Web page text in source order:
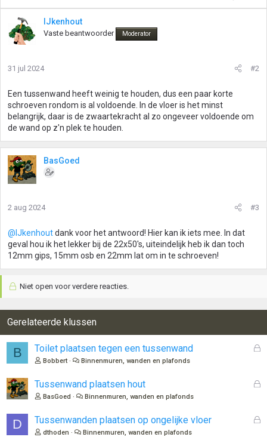
IJkenhout
Vaste beantwoorder Moderator
31 jul 2024 #2
Een tussenwand heeft weinig te houden, dus een paar korte
schroeven rondom is al voldoende. In de vloer is het minst
belangrijk, daar is de zwaartekracht al zo ongeveer voldoende om
de wand op z'n plek te houden.
BasGoed
2 aug 2024 #3
@IJkenhoutdank voor het antwoord! Hier kan ik iets mee. In dat
geval hou ik het lekker bij de 22x50's, uiteindelijk heb ik dan toch
12mm gips, 15mm osb en 22mm lat om in te schroeven!
Niet open voor verdere reacties.
Gerelateerde klussen
B
G
n
Toilet plaatsen tegen een tussenwand
Bobbert Binnenmuren, wanden en plafonds
G
Tussenwand plaatsen hout
BasGoed Binnenmuren, wanden en plafonds
D
G
Tussenwanden plaatsen op ongelijke vloer
dthoden Binnenmuren, wanden en plafonds